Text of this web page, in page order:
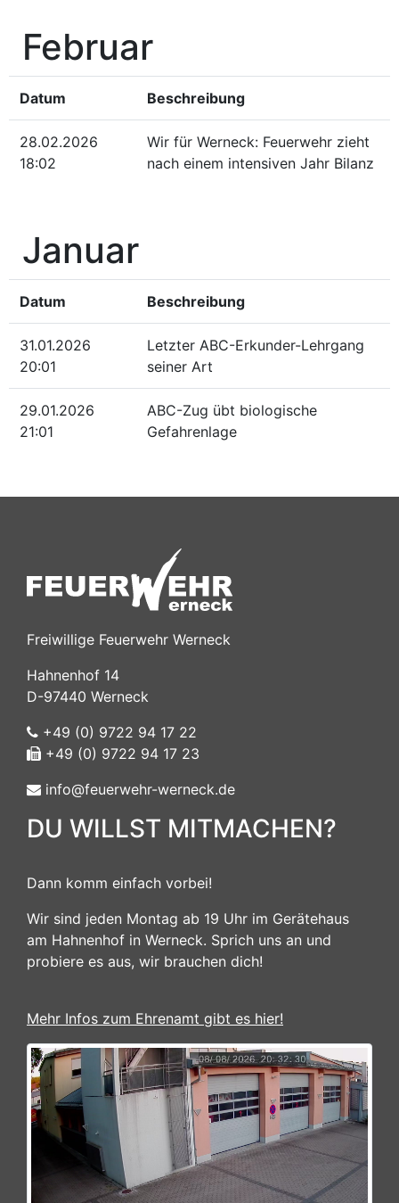
Februar
Datum Beschreibung
28.02.2026
18:02
Wir für Werneck: Feuerwehr zieht
nach einem intensiven Jahr Bilanz
Januar
Datum Beschreibung
31.01.2026
20:01
Letzter ABC-Erkunder-Lehrgang
seiner Art
29.01.2026
21:01
ABC-Zug übt biologische
Gefahrenlage
Freiwillige Feuerwehr Werneck
Hahnenhof 14
D-97440 Werneck
+49 (0) 9722 94 17 22
+49 (0) 9722 94 17 23
info@feuerwehr-werneck.de
DU WILLST MITMACHEN?
Dann komm einfach vorbei!
Wir sind jeden Montag ab 19 Uhr im Gerätehaus
am Hahnenhof in Werneck. Sprich uns an und
probiere es aus, wir brauchen dich!
Mehr Infos zum Ehrenamt gibt es hier!